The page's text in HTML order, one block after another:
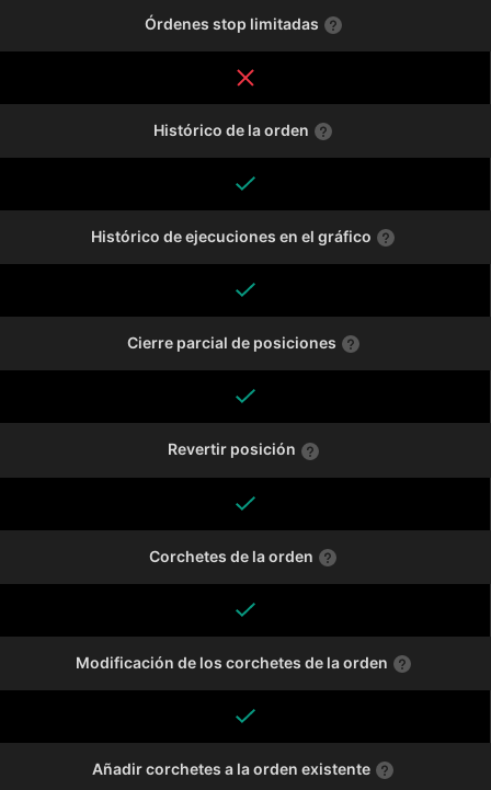
Órdenes stop limitadas
Histórico de la orden
Histórico de ejecuciones en el gráfico
Cierre parcial de posiciones
Revertir posición
Corchetes de la orden
Modificación de los corchetes de la orden
Añadir corchetes a la orden existente